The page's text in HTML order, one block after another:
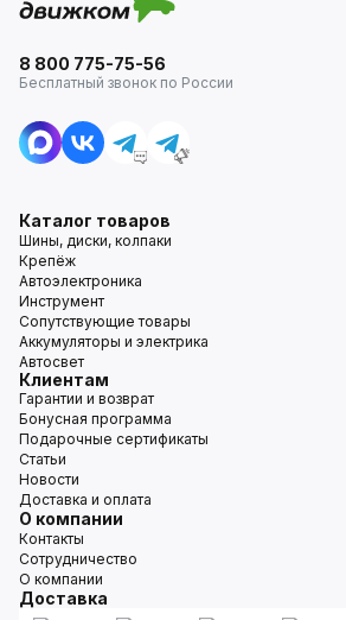
8 800 775-75-56
Бесплатный звонок по России
Каталог товаров
Шины, диски, колпаки
Крепёж
Автоэлектроника
Инструмент
Сопутствующие товары
Аккумуляторы и электрика
Автосвет
Клиентам
Гарантии и возврат
Бонусная программа
Подарочные сертификаты
Статьи
Новости
Доставка и оплата
О компании
Контакты
Сотрудничество
О компании
Доставка